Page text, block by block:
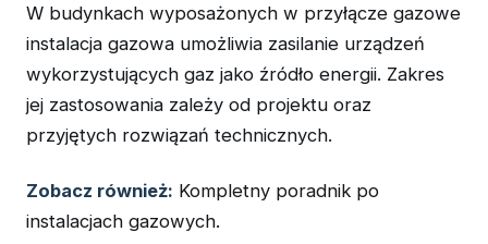
W budynkach wyposażonych w przyłącze gazowe
instalacja gazowa umożliwia zasilanie urządzeń
wykorzystujących gaz jako źródło energii. Zakres
jej zastosowania zależy od projektu oraz
przyjętych rozwiązań technicznych.
Zobacz również: Kompletny poradnik po
instalacjach gazowych.